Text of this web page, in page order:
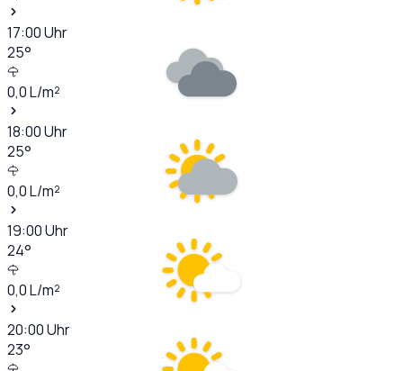
17:00Uhr
25°
0,0L/m²
18:00Uhr
25°
0,0L/m²
19:00Uhr
24°
0,0L/m²
20:00Uhr
23°